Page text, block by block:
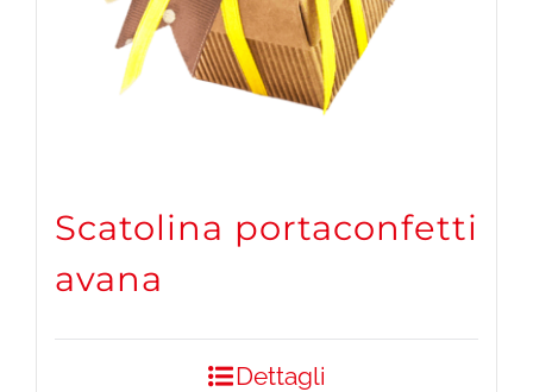
Scatolina portaconfetti
avana
Dettagli